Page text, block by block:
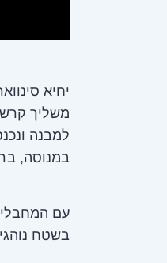
יחיא
משליך קרש
במנוסה,
עם
בשטח